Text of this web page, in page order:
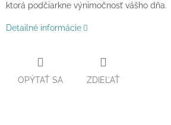
ktorá podčiarkne výnimočnosť vášho dňa.
Detailné informácie
OPÝTAŤ SA ZDIEĽAŤ